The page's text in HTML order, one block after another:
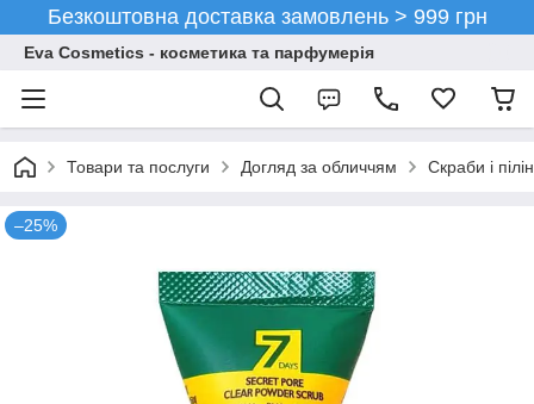
Безкоштовна доставка замовлень > 999 грн
Eva Cosmetics - косметика та парфумерія
Товари та послуги Догляд за обличчям Скраби і
–25%